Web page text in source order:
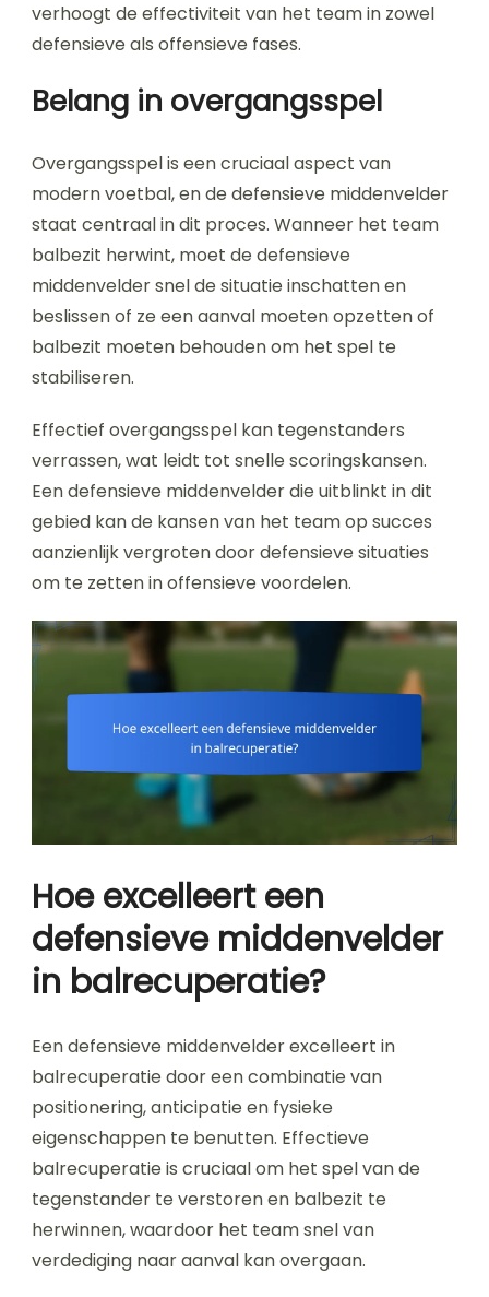
verhoogt de effectiviteit van het team in zowel
defensieve als offensieve fases.
Belang in overgangsspel
Overgangsspel is een cruciaal aspect van
modern voetbal, en de defensieve middenvelder
staat centraal in dit proces. Wanneer het team
balbezit herwint, moet de defensieve
middenvelder snel de situatie inschatten en
beslissen of ze een aanval moeten opzetten of
balbezit moeten behouden om het spel te
stabiliseren.
Effectief overgangsspel kan tegenstanders
verrassen, wat leidt tot snelle scoringskansen.
Een defensieve middenvelder die uitblinkt in dit
gebied kan de kansen van het team op succes
aanzienlijk vergroten door defensieve situaties
om te zetten in offensieve voordelen.
Hoe excelleert een
defensieve middenvelder
in balrecuperatie?
Een defensieve middenvelder excelleert in
balrecuperatie door een combinatie van
positionering, anticipatie en fysieke
eigenschappen te benutten. Effectieve
balrecuperatie is cruciaal om het spel van de
tegenstander te verstoren en balbezit te
herwinnen, waardoor het team snel van
verdediging naar aanval kan overgaan.